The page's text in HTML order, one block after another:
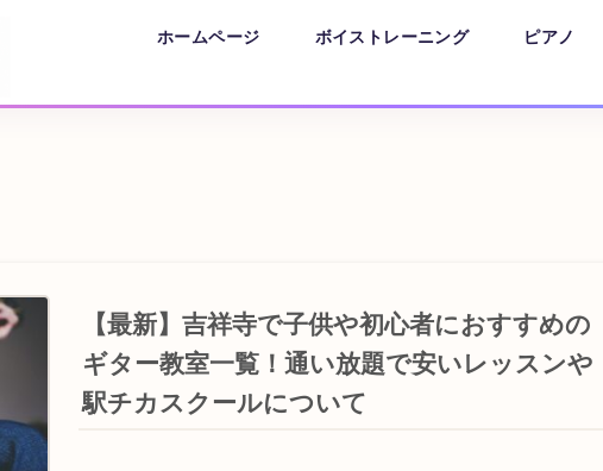
ホームページ ボイストレーニング ピアノ
【最新】吉祥寺で子供や初心者におすすめの
ギター教室一覧！通い放題で安いレッスンや
駅チカスクールについて